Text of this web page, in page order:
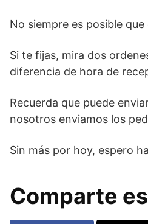
No siempre es posible
Si te fijas, mira dos
diferencia de hora de
Recuerda que puede
nosotros enviamos los
Sin más por hoy, espero
Comparte